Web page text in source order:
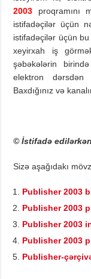
2003 proqramını
istifadəçilər üçün
istifadəçilər üçün
xeyirxah iş
şəbəkələrin
elektron dərsdən
Baxdığınız və
© İstifadə
Sizə aşağıdakı
Publisher 2003
Publisher 2003
Publisher 2003
Publisher 2003
Publisher-